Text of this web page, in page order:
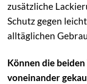
zusätzliche
Schutz gegen
alltäglichen
Können die
voneinander